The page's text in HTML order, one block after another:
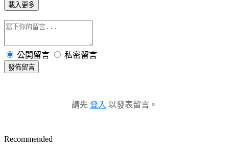
載入更多
公開留言 私密留言
發佈留言
請先 登入 以發表留言。
Recommended